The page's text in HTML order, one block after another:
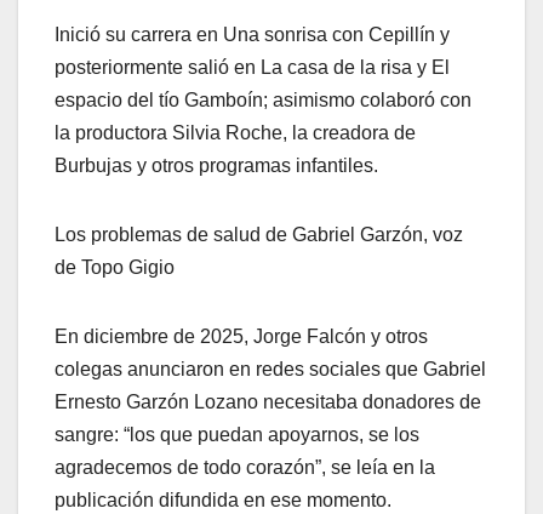
Inició su carrera en Una sonrisa con Cepillín y
posteriormente salió en La casa de la risa y El
espacio del tío Gamboín; asimismo colaboró con
la productora Silvia Roche, la creadora de
Burbujas y otros programas infantiles.
Los problemas de salud de Gabriel Garzón, voz
de Topo Gigio
En diciembre de 2025, Jorge Falcón y otros
colegas anunciaron en redes sociales que Gabriel
Ernesto Garzón Lozano necesitaba donadores de
sangre: “los que puedan apoyarnos, se los
agradecemos de todo corazón”, se leía en la
publicación difundida en ese momento.